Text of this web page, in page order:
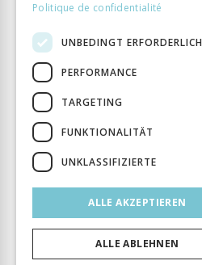
Politique de confidentialité
UNBEDINGT ERFORDERLICH
PERFORMANCE
TARGETING
FUNKTIONALITÄT
UNKLASSIFIZIERTE
ALLE AKZEPTIEREN
ALLE ABLEHNEN